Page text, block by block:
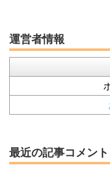
運営者情報
最近の記事コメント